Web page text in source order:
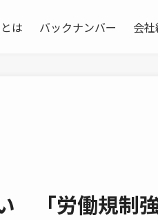
は バックナンバー 会
「労働規制